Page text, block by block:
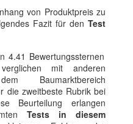
von Produktpreis zu
Fazit für den Test
4.41 Bewertungssternen
mit anderen
Baumarktbereich
die zweitbeste Rubrik bei
Beurteilung erlangen
Tests in diesem